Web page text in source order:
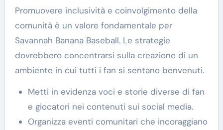
Promuovere inclusività e coinvolgimento della
comunità è un valore fondamentale per
Savannah Banana Baseball. Le strategie
dovrebbero concentrarsi sulla creazione di un
ambiente in cui tutti i fan si sentano benvenuti.
Metti in evidenza voci e storie diverse di fan
e giocatori nei contenuti sui social media.
Organizza eventi comunitari che incoraggiano